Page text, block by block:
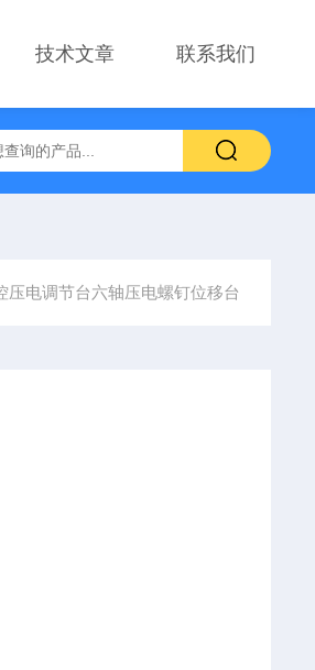
技术文章 联系我们
电动升降台、位移台 电动滑台升降桌
压电调节台六轴压电螺钉位移台